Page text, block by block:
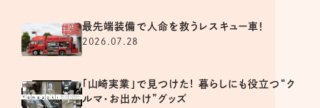
最先端装備で人命を救うレスキュー車！
2026.07.28
「山崎実業」で見つけた! 暮らしにも役立つ“ク
ルマ・お出かけ”グッズ